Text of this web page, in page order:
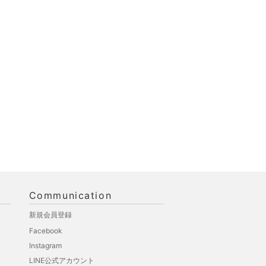
Communication
新規会員登録
Facebook
Instagram
LINE公式アカウント